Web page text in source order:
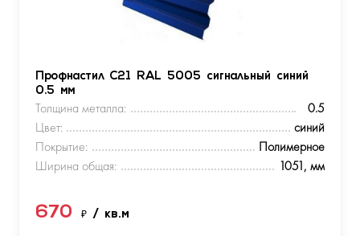
Профнастил С21 RAL 5005 сигнальный синий
0.5 мм
Толщина металла:
0.5
Цвет:
синий
Покрытие:
Полимерное
Ширина общая:
1051, мм
670 ₽ / кв.м